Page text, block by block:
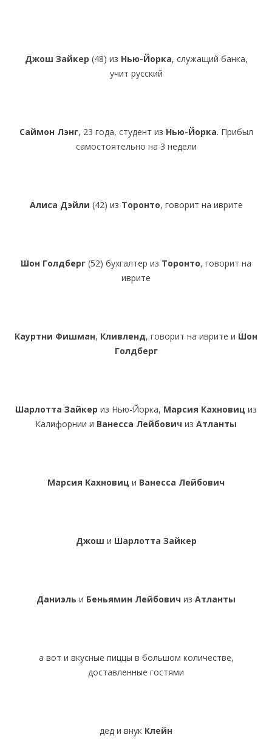
Джош Зайкер (48) из Нью-Йорка, служащий банка,
учит русский
Саймон Лэнг, 23 года, студент из Нью-Йорка. Прибыл
самостоятельно на 3 недели
Алиса Дэйли (42) из Торонто, говорит на иврите
Шон Голдберг (52) бухгалтер из Торонто, говорит на
иврите
Кауртни Фишман, Кливленд, говорит на иврите и Шон
Голдберг
Шарлотта Зайкер из Нью-Йорка, Марсия Кахновиц из
Калифорнии и Ванесса Лейбович из Атланты
Марсия Кахновиц и Ванесса Лейбович
Джош и Шарлотта Зайкер
Даниэль и Беньямин Лейбович из Атланты
а вот и вкусные пиццы в большом количестве,
доставленные гостями
дед и внук Клейн